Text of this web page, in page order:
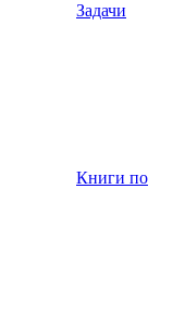
Задачи
Книги по